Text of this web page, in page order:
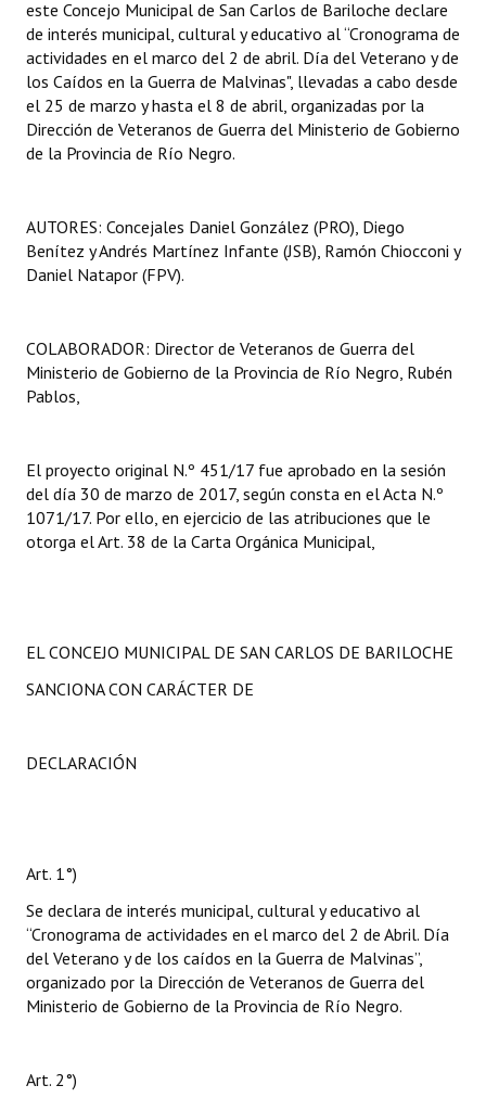
este Concejo Municipal de San Carlos de Bariloche declare
de interés municipal, cultural y educativo al “Cronograma de
actividades en el marco del 2 de abril. Día del Veterano y de
los Caídos en la Guerra de Malvinas", llevadas a cabo desde
el 25 de marzo y hasta el 8 de abril, organizadas por la
Dirección de Veteranos de Guerra del Ministerio de Gobierno
de la Provincia de Río Negro.
AUTORES: Concejales Daniel González (PRO), Diego
Benítez y Andrés Martínez Infante (JSB), Ramón Chiocconi y
Daniel Natapor (FPV).
COLABORADOR: Director de Veteranos de Guerra del
Ministerio de Gobierno de la Provincia de Río Negro, Rubén
Pablos,
El proyecto original N.º 451/17 fue aprobado en la sesión
del día 30 de marzo de 2017, según consta en el Acta N.º
1071/17. Por ello, en ejercicio de las atribuciones que le
otorga el Art. 38 de la Carta Orgánica Municipal,
EL CONCEJO MUNICIPAL DE SAN CARLOS DE BARILOCHE
SANCIONA CON CARÁCTER DE
DECLARACIÓN
Art. 1°)
Se declara de interés municipal, cultural y educativo al
“Cronograma de actividades en el marco del 2 de Abril. Día
del Veterano y de los caídos en la Guerra de Malvinas”,
organizado por la Dirección de Veteranos de Guerra del
Ministerio de Gobierno de la Provincia de Río Negro.
Art. 2°)